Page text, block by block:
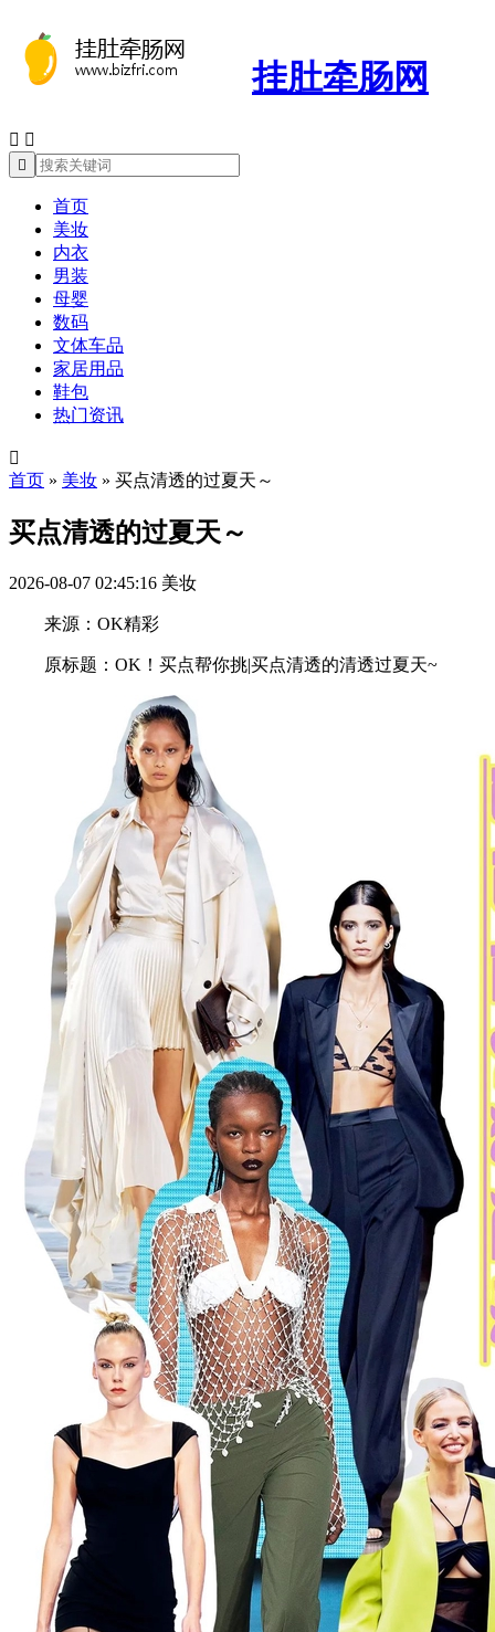
挂肚牵肠网
 

首页
美妆
内衣
男装
母婴
数码
文体车品
家居用品
鞋包
热门资讯

首页 » 美妆 » 买点清透的过夏天～
买点清透的过夏天～
2026-08-07 02:45:16 美妆
来源：OK精彩
原标题：OK！买点帮你挑|买点清透的清透过夏天~